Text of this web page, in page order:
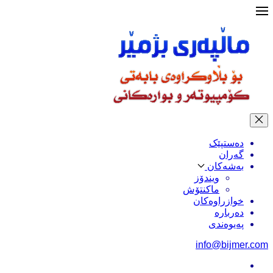
دەستپێک
گەران
بەشەکان
ویندۆز
ماکنتۆش
خوازراوەکان
دەربارە
پەیوەندی
info@bijmer.com